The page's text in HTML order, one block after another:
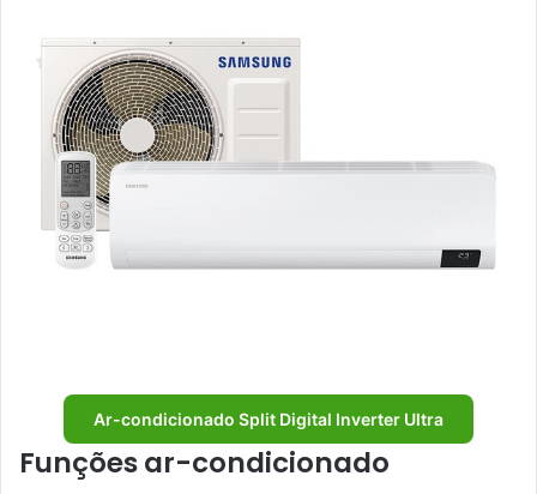
Ar-condicionado Split Digital Inverter Ultra
Funções ar-condicionado